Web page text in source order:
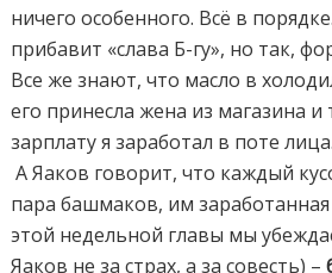
ничего особенного. Всё в
прибавит «слава Б-гу», но так,
Все же знают, что масло в
его принесла жена из магазина
зарплату я заработал в поте
А Яаков говорит, что каждый
пара башмаков, им
этой недельной главы мы
Яаков не за страх, а за совесть) –